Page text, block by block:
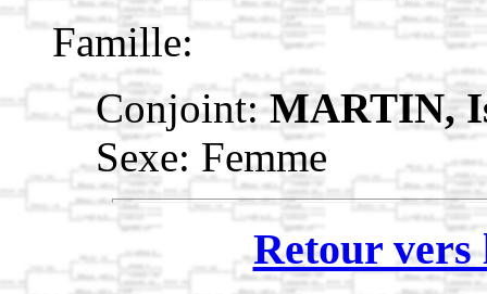
Famille:
Conjoint: MARTIN,
Sexe: Femme
Retour vers